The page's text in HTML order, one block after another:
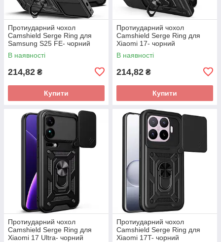
Протиударний чохол
Camshield Serge Ring для
Samsung S25 FE- чорний
В наявності
214,82 ₴
Купити
Протиударний чохол
Camshield Serge Ring для
Xiaomi 17- чорний
В наявності
214,82 ₴
Купити
Протиударний чохол
Camshield Serge Ring для
Xiaomi 17 Ultra- чорний
Протиударний чохол
Camshield Serge Ring для
Xiaomi 17T- чорний